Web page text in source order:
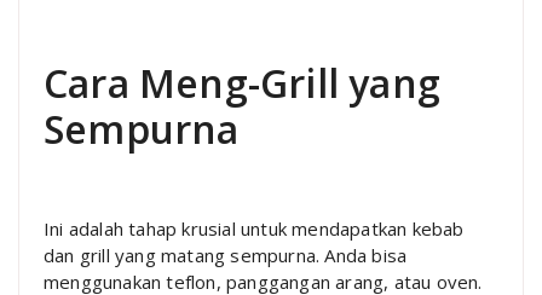
Cara Meng-Grill yang
Sempurna
Ini adalah tahap krusial untuk mendapatkan kebab
dan grill yang matang sempurna. Anda bisa
menggunakan teflon, panggangan arang, atau oven.